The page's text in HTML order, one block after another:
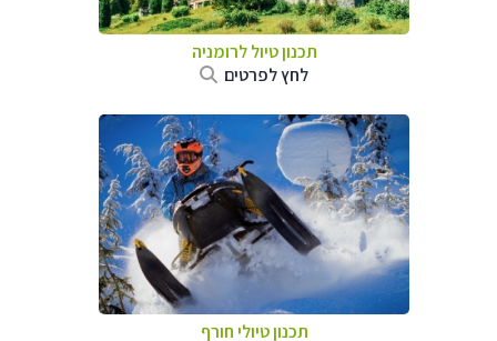
תכנון טיול לרומניה
לחץ לפרטים
תכנון טיולי חורף